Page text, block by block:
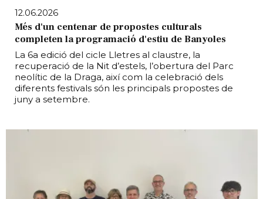
12.06.2026
Més d'un centenar de propostes culturals
completen la programació d'estiu de Banyoles
La 6a edició del cicle Lletres al claustre, la
recuperació de la Nit d’estels, l’obertura del Parc
neolític de la Draga, així com la celebració dels
diferents festivals són les principals propostes de
juny a setembre.